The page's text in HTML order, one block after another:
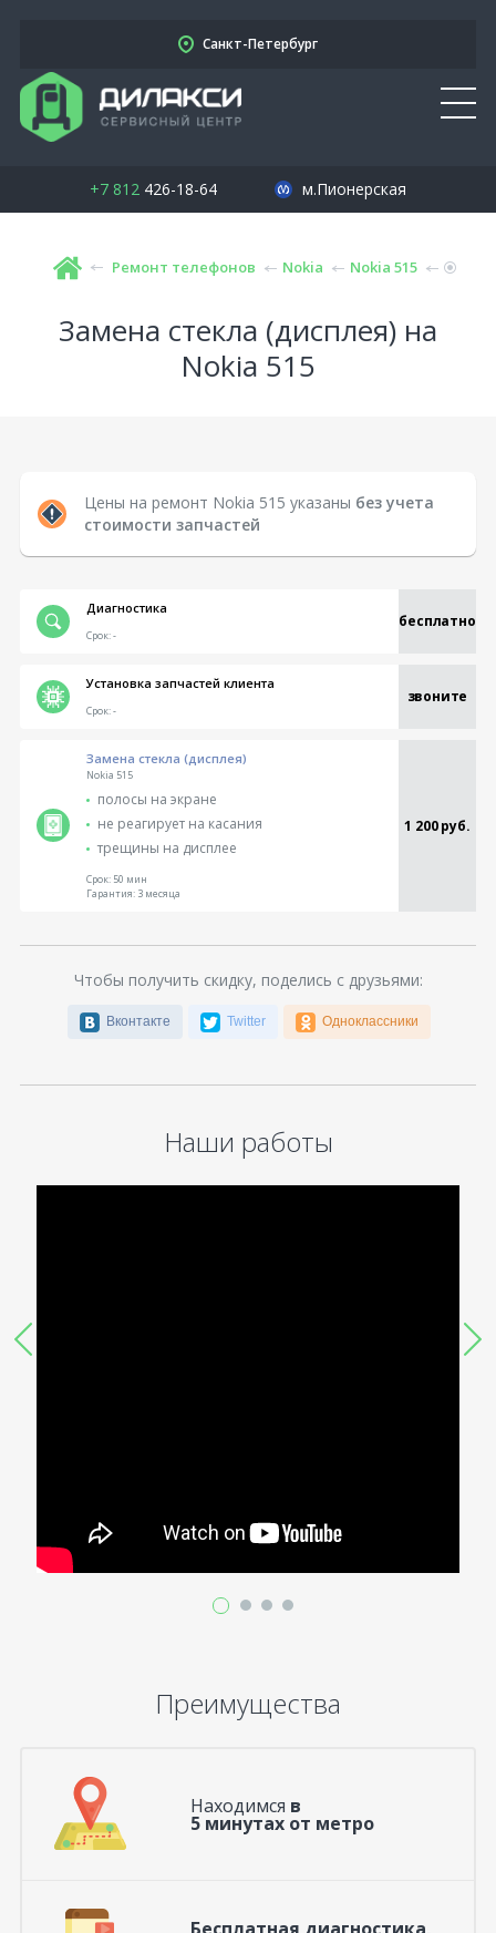
Санкт-Петербург
+7 812426-18-64 м.Пионерская
Ремонт телефонов Nokia Nokia 515
Замена стекла (дисплея) на
Nokia 515
Цены на ремонт Nokia 515 указаны без учета
стоимости запчастей
Диагностика
бесплатно
Срок:-
Установка запчастей клиента
звоните
Срок:-
Замена стекла (дисплея)
Nokia 515
полосы на экране
не реагирует на касания
трещины на дисплее
1 200 руб.
Срок:50 мин
Гарантия:3 месяца
Чтобы получить скидку, поделись с друзьями:
Вконтакте Twitter Одноклассники
Наши работы
Преимущества
Находимся в
5 минутах от метро